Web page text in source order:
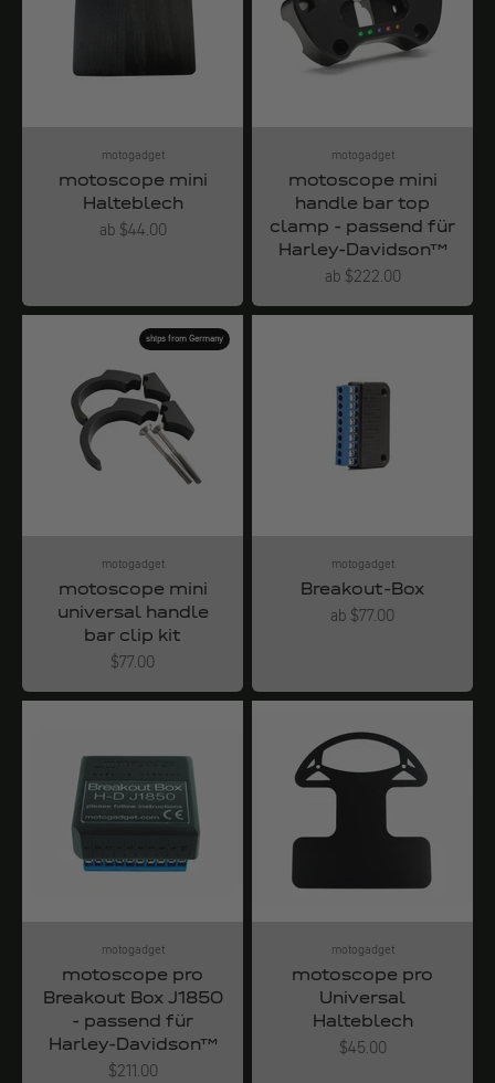
motogadget
motoscope mini
Halteblech
Angebot
ab $44.00
motogadget
motoscope mini
handle bar top
clamp - passend für
Harley-Davidson™
Angebot
ab $222.00
ships from Germany
motogadget
motoscope mini
universal handle
bar clip kit
Angebot
$77.00
motogadget
Breakout-Box
Angebot
ab $77.00
motogadget
motoscope pro
Breakout Box J1850
- passend für
Harley-Davidson™
Angebot
$211.00
motogadget
motoscope pro
Universal
Halteblech
Angebot
$45.00